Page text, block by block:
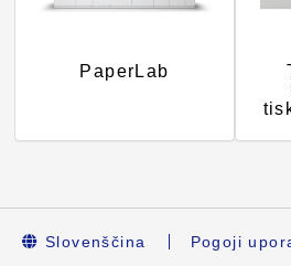
PaperLab
Slovenščina Pogoji